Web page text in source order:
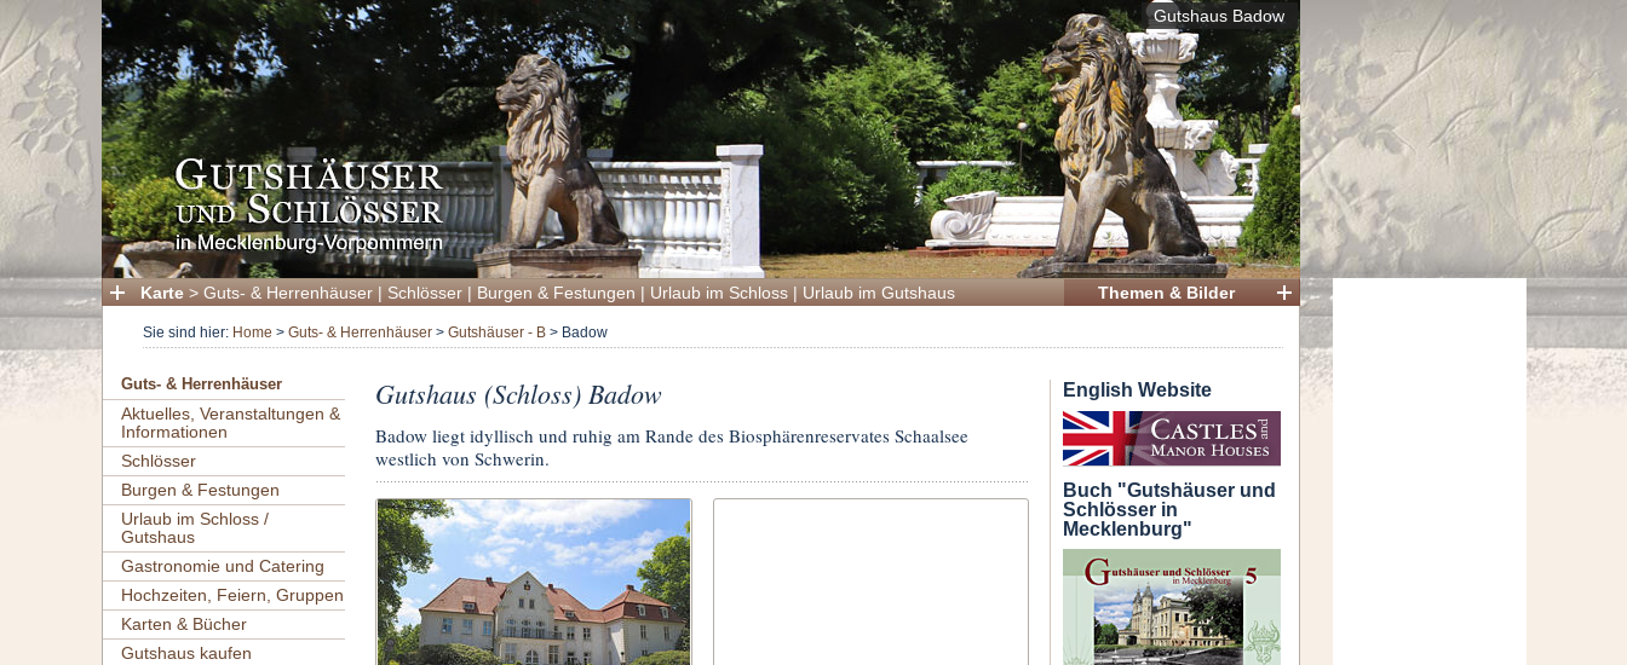
Gutshaus Badow
Themen & Bilder
Karte> Guts- & Herrenhäuser| Schlösser| Burgen & Festungen | Urlaub im Schloss| Urlaub im Gutshaus
Sie sind hier: Home > Guts- & Herrenhäuser> Gutshäuser - B> Badow
Guts- & Herrenhäuser
Aktuelles, Veranstaltungen &
Informationen
Schlösser
Burgen & Festungen
Urlaub im Schloss /
Gutshaus
Gastronomie und Catering
Hochzeiten, Feiern, Gruppen
Karten & Bücher
Gutshaus kaufen
English Website
Buch "Gutshäuser und
Schlösser in
Mecklenburg"
Gutshaus (Schloss) Badow
Badow liegt idyllisch und ruhig am Rande des Biosphärenreservates Schaalsee
westlich von Schwerin.